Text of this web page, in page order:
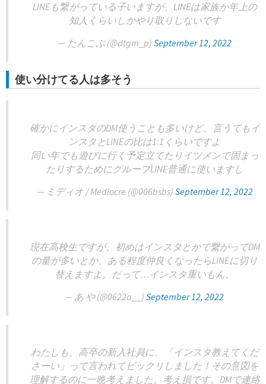
LINEも繋がっている子いますが、LINEは家族か年上の
知人くらいしかやり取りしないです
— たんこぶ (@dtgm_p) September 12, 2022
使い分けてる人は多そう
確かにインスタのDM使うことも多いけど、言うてもイ
ンスタとLINEの比は1:1くらいですよ
同い年でも遊びに行く予定立てたりイツメンで固まっ
たりするためにグループLINE普通に使いますし
— ミディオ / Mediocre (@006bsbs) September 12, 2022
現在高校生ですが、初めはインスタとかで繋がってDM
の量が多いとか、ある程度仲良くなったらLINEに切り
替えますよ。だって…インスタ重いもん、
— あ や (@0622a__) September 12, 2022
わたしも、高卒の新入社員に、「インスタ教えてくだ
さーい」って言われてビックリしました！その意図を
理解するのに一晩考えました。考え損です。DMで連絡